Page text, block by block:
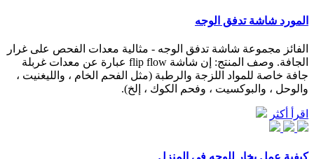
المورد شاشة تدفق الوجه
الفائز مجموعة شاشة تدفق الوجه - مثالية معدات الفحص على غرار
الجافة. وصف المنتج: إن شاشة flip flow عبارة عن معدات غربلة
جافة خاصة للمواد اللزجة والرطبة (مثل الفحم الخام ، والليغنيت ،
والوحل ، والبوكسيت ، وفحم الكوك ، إلخ).
اقرأ أكثر
كيفية عمل بخار للوجه في المنزل